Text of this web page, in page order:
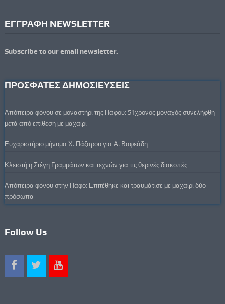
ΕΓΓΡΑΦΗ NEWSLETTER
Subscribe to our email newsletter.
ΠΡΟΣΦΑΤΕΣ ΔΗΜΟΣΙΕΥΣΕΙΣ
Απόπειρα φόνου σε μοναστήρι της Πάφου: 51χρονος μοναχός συνελήφθη
μετά από επίθεση με μαχαίρι
Ευχαριστήριο μήνυμα Χ. Πάζαρου για Α. Βαφεάδη
Κλειστή η Στέγη Γραμμάτων και τεχνών για τις θερινές διακοπές
Απόπειρα φόνου στην Πάφο: Επιτέθηκε και τραυμάτισε με μαχαίρι δύο
πρόσωπα
Follow Us